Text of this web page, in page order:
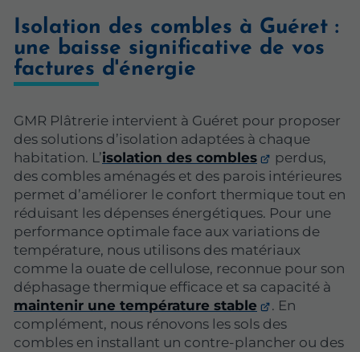
Isolation des combles à Guéret :
une baisse significative de vos
factures d'énergie
GMR Plâtrerie intervient à Guéret pour proposer
des solutions d’isolation adaptées à chaque
habitation. L’isolation des combles
perdus,
des combles aménagés et des parois intérieures
permet d’améliorer le confort thermique tout en
réduisant les dépenses énergétiques. Pour une
performance optimale face aux variations de
température, nous utilisons des matériaux
comme la ouate de cellulose, reconnue pour son
déphasage thermique efficace et sa capacité à
maintenir une température stable
. En
complément, nous rénovons les sols des
combles en installant un contre-plancher ou des